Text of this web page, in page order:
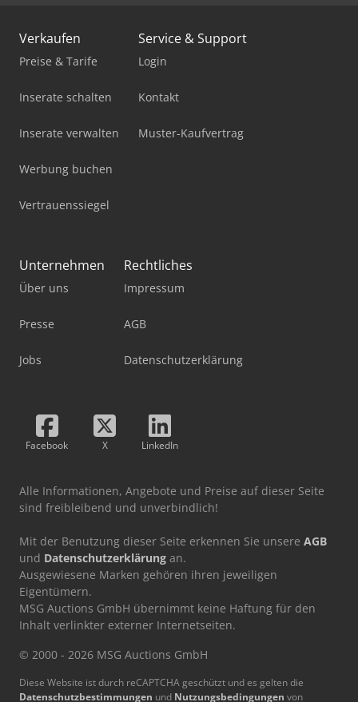
Verkaufen
Preise & Tarife
Inserate schalten
Inserate verwalten
Werbung buchen
Vertrauenssiegel
Service & Support
Login
Kontakt
Muster-Kaufvertrag
Unternehmen
Über uns
Presse
Jobs
Rechtliches
Impressum
AGB
Datenschutzerklärung
Facebook X LinkedIn
Alle Informationen, Angebote und Preise auf dieser Seite
sind freibleibend und unverbindlich!
Mit der Benutzung dieser Seite erkennen Sie unsere AGB
und Datenschutzerklärung an.
Ausgewiesene Marken gehören ihren jeweiligen
Eigentümern.
MSG Auctions GmbH übernimmt keine Haftung für den
Inhalt verlinkter externer Internetseiten.
© 2000 - 2026 MSG Auctions GmbH
Diese Website ist durch reCAPTCHA geschützt und es gelten die
Datenschutzbestimmungen und Nutzungsbedingungen von